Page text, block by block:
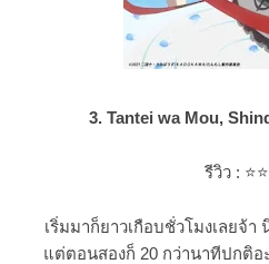
3. Tantei wa Mou,
รีวิว :
เริ่มมาก็ยาวเกือบชั่วโมงเลยจ้า
แต่ตอนสองก็ 20 กว่านาทีปกติ